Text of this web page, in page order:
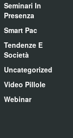
Seminari In
Presenza
Smart Pac
Tendenze E
Società
Uncategorized
Video Pillole
Webinar